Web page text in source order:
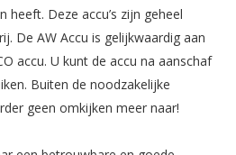
Deze accu’s zijn geheel
De AW Accu is gelijkwaardig aan
accu. U kunt de accu na aanschaf
Buiten de noodzakelijke
geen omkijken meer naar!